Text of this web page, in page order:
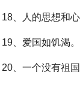
人的思想和心
爱国如饥渴。
一个没有祖国